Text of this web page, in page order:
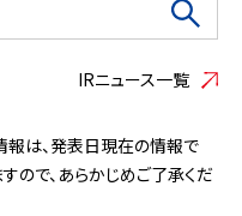
IRニュース一覧
報は、発表日現在の情報で
ので、あらかじめご了承くだ